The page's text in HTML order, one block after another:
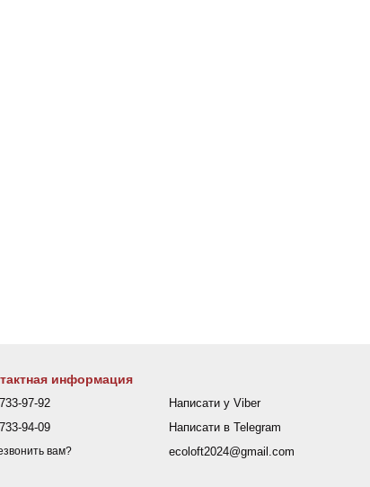
информация
97-92
94-09
вам?
Написати у Viber
Написати в Telegram
ecoloft2024@gmail.com